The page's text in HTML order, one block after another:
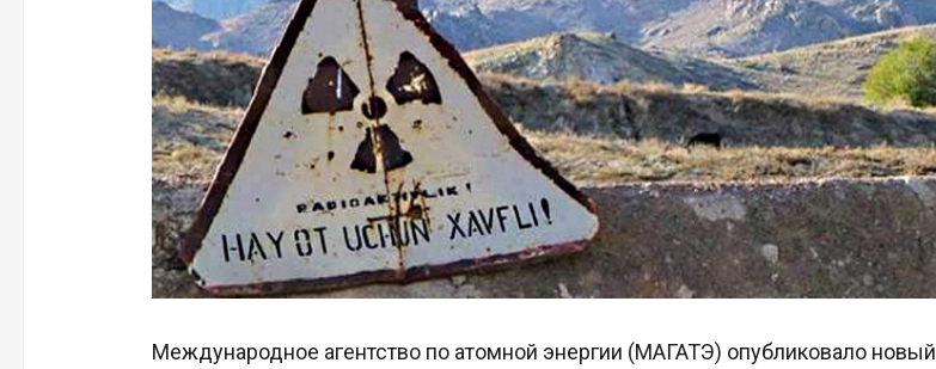
Международное агентство по атомной энергии (МАГАТЭ) опубликовало новый